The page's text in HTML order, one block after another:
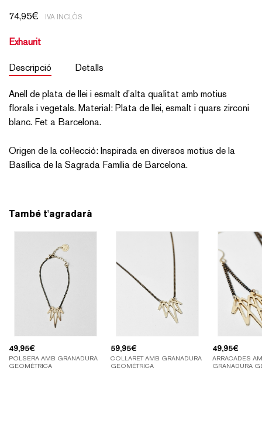
74,95€ IVA INCLÒS
Exhaurit
Descripció Detalls
Anell de plata de llei i esmalt d’alta qualitat amb motius
florals i vegetals. Material: Plata de llei, esmalt i quars zirconi
blanc. Fet a Barcelona.
Origen de la col·lecció: Inspirada en diversos motius de la
Basílica de la Sagrada Família de Barcelona.
També t'agradarà
49,95€
POLSERA AMB GRANADURA
GEOMÈTRICA
59,95€
COLLARET AMB GRANADURA
GEOMÈTRICA
49,95€
ARRACADES
GRANADURA